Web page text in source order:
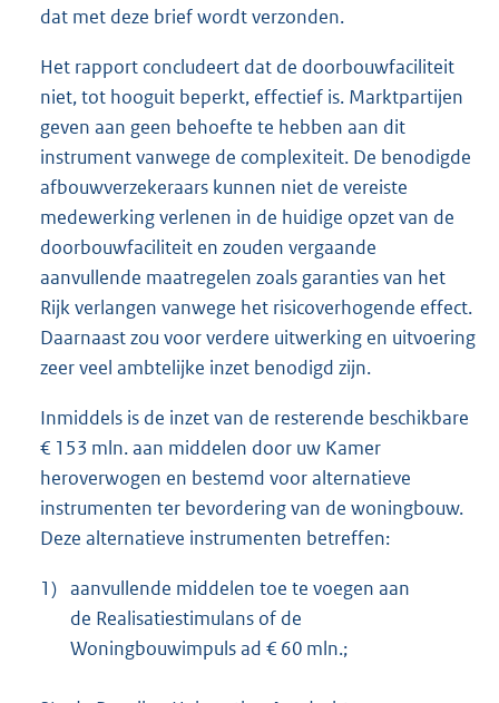
dat met deze brief wordt verzonden.
Het rapport concludeert dat de doorbouwfaciliteit
niet, tot hooguit beperkt, effectief is. Marktpartijen
geven aan geen behoefte te hebben aan dit
instrument vanwege de complexiteit. De benodigde
afbouwverzekeraars kunnen niet de vereiste
medewerking verlenen in de huidige opzet van de
doorbouwfaciliteit en zouden vergaande
aanvullende maatregelen zoals garanties van het
Rijk verlangen vanwege het risicoverhogende effect.
Daarnaast zou voor verdere uitwerking en uitvoering
zeer veel ambtelijke inzet benodigd zijn.
Inmiddels is de inzet van de resterende beschikbare
€ 153 mln. aan middelen door uw Kamer
heroverwogen en bestemd voor alternatieve
instrumenten ter bevordering van de woningbouw.
Deze alternatieve instrumenten betreffen:
1) aanvullende middelen toe te voegen aan
de Realisatiestimulans of de
Woningbouwimpuls ad € 60 mln.;